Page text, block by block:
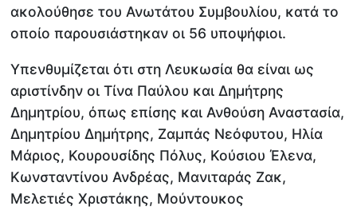
ακολούθησε του Ανωτάτου Συμβουλίου, κατά το
οποίο παρουσιάστηκαν οι 56 υποψήφιοι.
Υπενθυμίζεται ότι στη Λευκωσία θα είναι ως
αριστίνδην οι Τίνα Παύλου και Δημήτρης
Δημητρίου, όπως επίσης και Ανθούση Αναστασία,
Δημητρίου Δημήτρης, Ζαμπάς Νεόφυτου, Ηλία
Μάριος, Κουρουσίδης Πόλυς, Κούσιου Έλενα,
Κωνσταντίνου Ανδρέας, Μανιταράς Ζακ,
Μελετιές Χριστάκης, Μούντουκος